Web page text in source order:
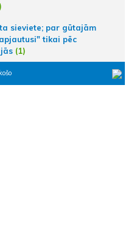
sieviete; par gūtajām
tikai pēc
(1)